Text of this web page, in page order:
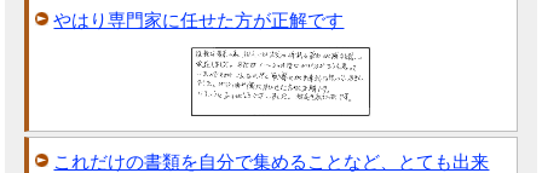
やはり専門家に任せた方が正解です
これだけの書類を自分で集めることなど、とても出来